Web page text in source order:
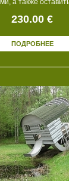
а также
230.00 €
ПОДРОБНЕЕ